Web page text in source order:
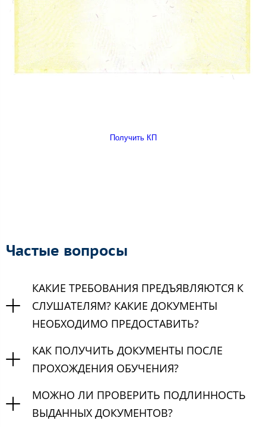
Получить КП
Частые вопросы
КАКИЕ ТРЕБОВАНИЯ ПРЕДЪЯВЛЯЮТСЯ К
СЛУШАТЕЛЯМ? КАКИЕ ДОКУМЕНТЫ
НЕОБХОДИМО ПРЕДОСТАВИТЬ?
КАК ПОЛУЧИТЬ ДОКУМЕНТЫ ПОСЛЕ
ПРОХОЖДЕНИЯ ОБУЧЕНИЯ?
МОЖНО ЛИ ПРОВЕРИТЬ ПОДЛИННОСТЬ
ВЫДАННЫХ ДОКУМЕНТОВ?